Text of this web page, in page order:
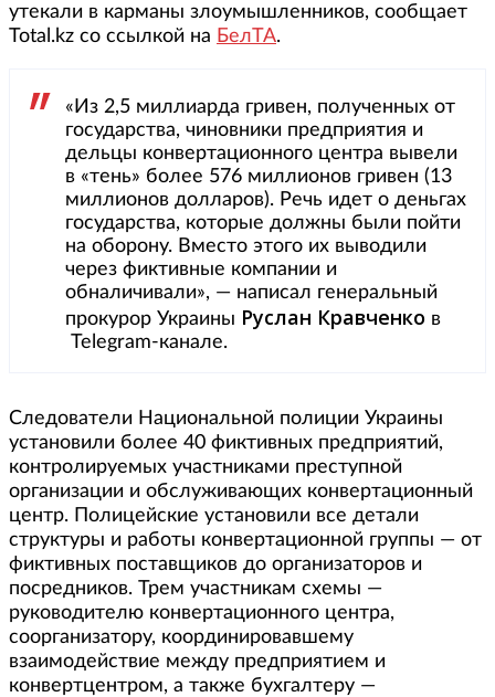
утекали в карманы злоумышленников, сообщает
Total.kz со ссылкой на БелТА.
«Из 2,5 миллиарда гривен, полученных от
государства, чиновники предприятия и
дельцы конвертационного центра вывели
в «тень» более 576 миллионов гривен (13
миллионов долларов). Речь идет о деньгах
государства, которые должны были пойти
на оборону. Вместо этого их выводили
через фиктивные компании и
обналичивали», — написал генеральный
прокурор Украины Руслан Кравченко в
Telegram-канале.
Следователи Национальной полиции Украины
установили более 40 фиктивных предприятий,
контролируемых участниками преступной
организации и обслуживающих конвертационный
центр. Полицейские установили все детали
структуры и работы конвертационной группы — от
фиктивных поставщиков до организаторов и
посредников. Трем участникам схемы —
руководителю конвертационного центра,
соорганизатору, координировавшему
взаимодействие между предприятием и
конвертцентром, а также бухгалтеру —